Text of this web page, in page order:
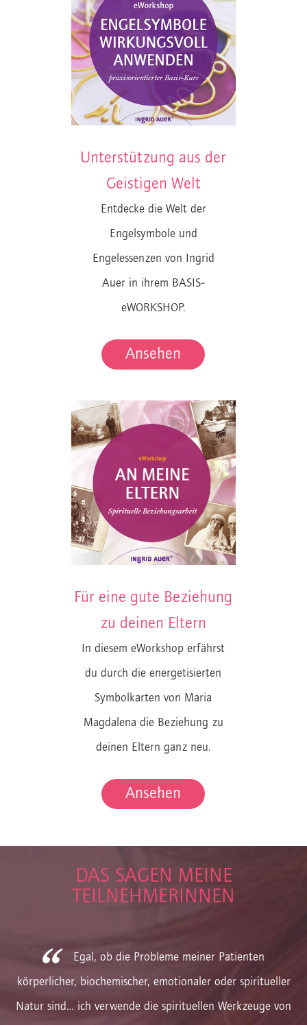
Unterstützung aus der
Geistigen Welt
Entdecke die Welt der
Engelsymbole und
Engelessenzen von Ingrid
Auer in ihrem BASIS-
eWORKSHOP.
Ansehen
Für eine gute Beziehung
zu deinen Eltern
In diesem eWorkshop erfährst
du durch die energetisierten
Symbolkarten von Maria
Magdalena die Beziehung zu
deinen Eltern ganz neu.
Ansehen
DAS SAGEN MEINE
TEILNEHMERINNEN
Egal, ob die Probleme meiner Patienten
körperlicher, biochemischer, emotionaler oder spiritueller
Natur sind… ich verwende die spirituellen Werkzeuge von